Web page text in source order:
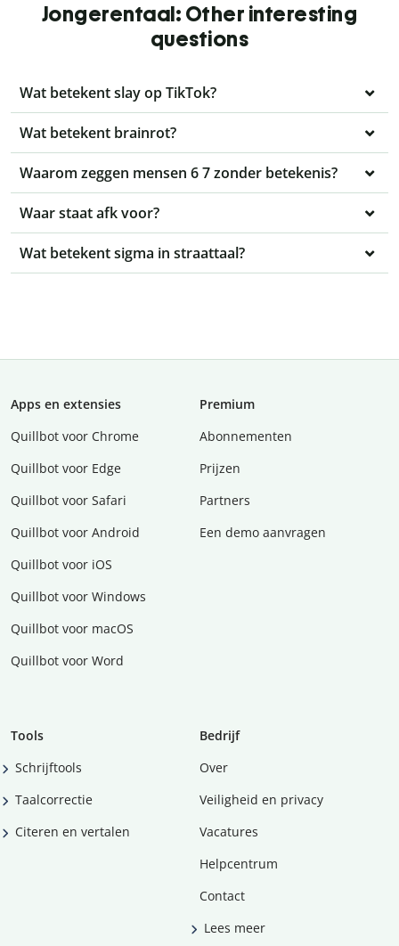
Jongerentaal: Other interesting
questions
Wat betekent slay op TikTok?
Wat betekent brainrot?
Waarom zeggen mensen 6 7 zonder betekenis?
Waar staat afk voor?
Wat betekent sigma in straattaal?
Apps en extensies
Quillbot voor Chrome
Quillbot voor Edge
Quillbot voor Safari
Quillbot voor Android
Quillbot voor iOS
Quillbot voor Windows
Quillbot voor macOS
Quillbot voor Word
Premium
Abonnementen
Prijzen
Partners
Een demo aanvragen
Tools
Schrijftools
Taalcorrectie
Citeren en vertalen
Bedrijf
Over
Veiligheid en privacy
Vacatures
Helpcentrum
Contact
Lees meer